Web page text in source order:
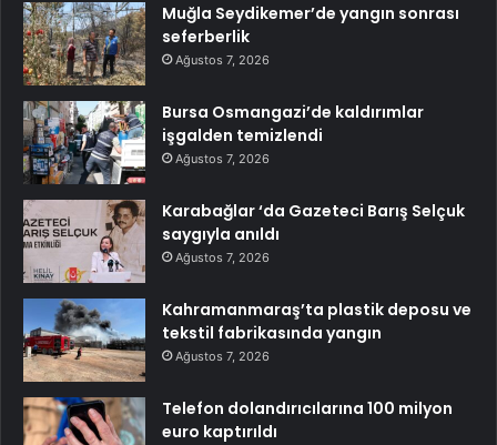
Muğla Seydikemer’de yangın sonrası
seferberlik
Ağustos 7, 2026
Bursa Osmangazi’de kaldırımlar
işgalden temizlendi
Ağustos 7, 2026
Karabağlar ‘da Gazeteci Barış Selçuk
saygıyla anıldı
Ağustos 7, 2026
Kahramanmaraş’ta plastik deposu ve
tekstil fabrikasında yangın
Ağustos 7, 2026
Telefon dolandırıcılarına 100 milyon
euro kaptırıldı